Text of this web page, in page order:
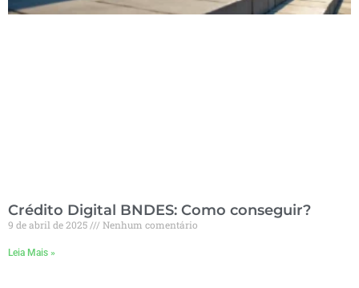
Crédito Digital BNDES: Como conseguir?
9 de abril de 2025 Nenhum comentário
Leia Mais »